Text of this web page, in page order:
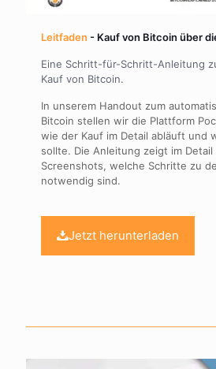
Leitfaden- Kauf von Bitcoin über
Eine Schritt-für-Schritt-Anleitung
Kauf von Bitcoin.
In unserem Handout zum
Bitcoin stellen wir die Plattform
wie der Kauf im Detail abläuft und
sollte. Die Anleitung zeigt im Detail
Screenshots, welche Schritte zu
notwendig sind.
Jetzt herunterladen